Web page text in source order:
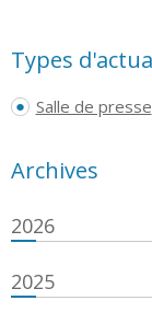
Types
Salle de presse
Archives
2026
2025